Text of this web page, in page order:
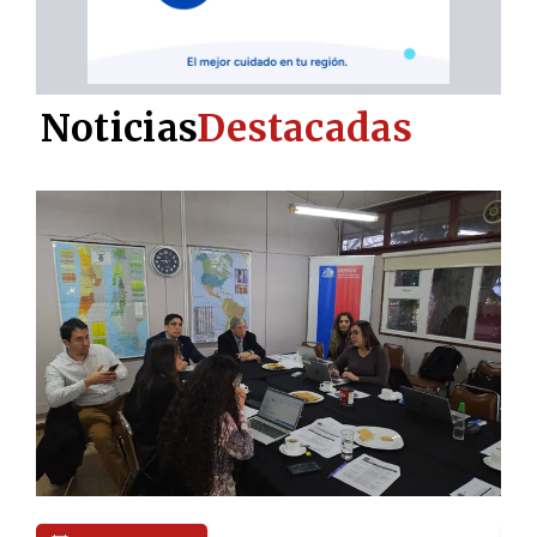
NoticiasDestacadas